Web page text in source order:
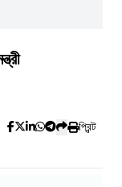
প্রিন্ট